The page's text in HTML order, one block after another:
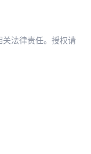
法律责任。授权请